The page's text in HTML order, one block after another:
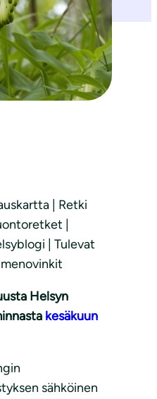
| Retki
|
| Tulevat
Helsyn
kesäkuun
sähköinen